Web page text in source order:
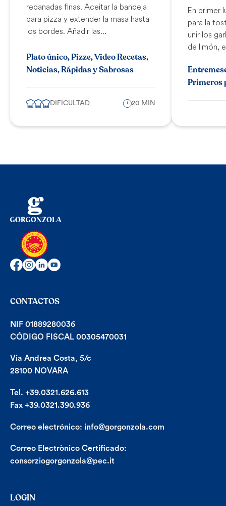
rebanadas finas. Aceitar la bandeja
para pizza y extender la masa hasta
los bordes. Añadir las...
Plato único, Pizze, Video Recetas,
Noticias, Rápidas y Sabrosas
DIFICULTAD 20 MIN
En primer
para la
unir los
de limón,
Primeros
CONTACTOS
NIF 01889280036
CÓDIGO FISCAL 00305470031
Via Andrea Costa, 5/c
28100 NOVARA
Tel. +39.0321.626.613
Fax +39.0321.390.936
Correo electrónico: info@gorgonzola.com
Correo Electrònico Certificado:
consorziogorgonzola@pec.it
LOGIN